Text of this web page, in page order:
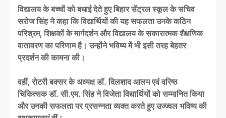
विद्यालय के बच्चों को बधाई देते हुए बिहार सेंट्रल स्कूल के सचिव
सरोज सिंह ने कहा कि विद्यार्थियों की यह सफलता उनके कठिन
परिश्रम, शिक्षकों के मार्गदर्शन और विद्यालय के सकारात्मक शैक्षणिक
वातावरण का परिणाम है। उन्होंने भविष्य में भी इसी तरह बेहतर
प्रदर्शन की कामना की।
वहीं, रोटरी बक्सर के अध्यक्ष डॉ. दिलशाद आलम एवं वरिष्ठ
चिकित्सक डॉ. सी.एम. सिंह ने विजेता विद्यार्थियों को सम्मानित किया
और उनकी सफलता पर प्रसन्नता व्यक्त करते हुए उज्ज्वल भविष्य की